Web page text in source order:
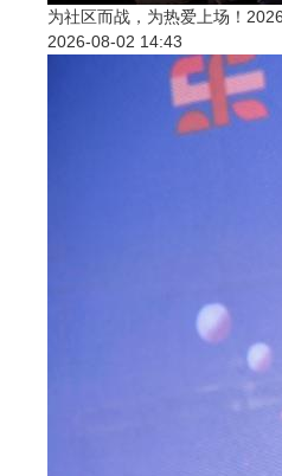
为社区而战，为热爱上场！
2026-08-02 14:43